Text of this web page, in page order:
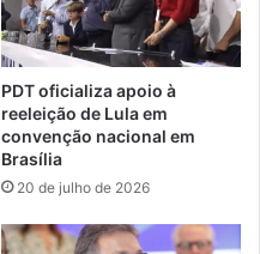
PDT oficializa apoio à
reeleição de Lula em
convenção nacional em
Brasília
20 de julho de 2026